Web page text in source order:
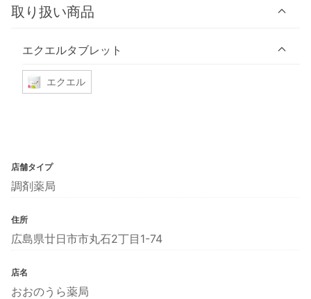
取り扱い商品
エクエルタブレット
エクエル
店舗タイプ
調剤薬局
住所
広島県廿日市市丸石2丁目1-74
店名
おおのうら薬局